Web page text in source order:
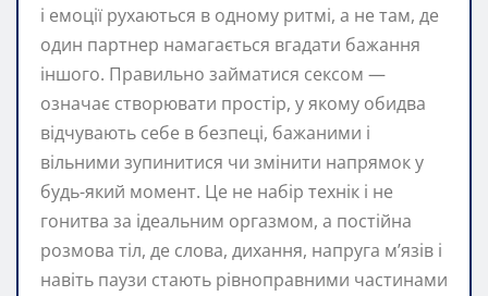
і емоції рухаються в одному ритмі, а не там, де
один партнер намагається вгадати бажання
іншого. Правильно займатися сексом —
означає створювати простір, у якому обидва
відчувають себе в безпеці, бажаними і
вільними зупинитися чи змінити напрямок у
будь-який момент. Це не набір технік і не
гонитва за ідеальним оргазмом, а постійна
розмова тіл, де слова, дихання, напруга м’язів і
навіть паузи стають рівноправними частинами